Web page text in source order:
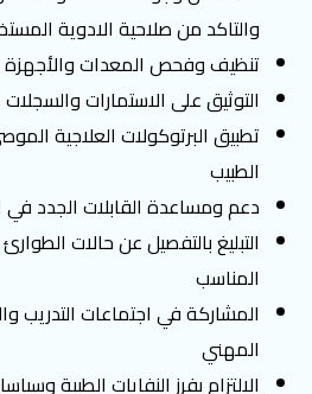
والتاكد من صلاحية الادوية
تنظيف وفحص المعدات والأجهزة
التوثيق على الاستمارات
تطبيق البرتوكولات العلاجية
الطبيب
دعم ومساعدة القابلات الجدد في
التبليغ بالتفصيل عن حالات
المناسب
المشاركة في اجتماعات التدريب
المهني
الالتزام بفرز النفايات الطبية